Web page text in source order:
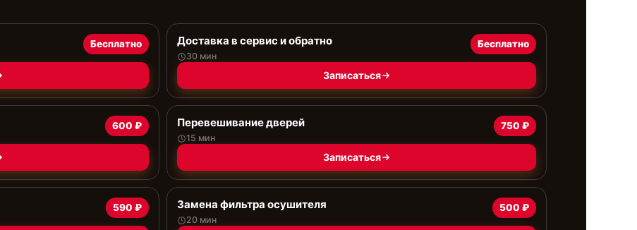
Бесплатно Доставка в сервис и обратно
30 мин
Бесплатно
Записаться
600 ₽ Перевешивание дверей
15 мин
750 ₽
Записаться
590 ₽ Замена фильтра осушителя
20 мин
500 ₽